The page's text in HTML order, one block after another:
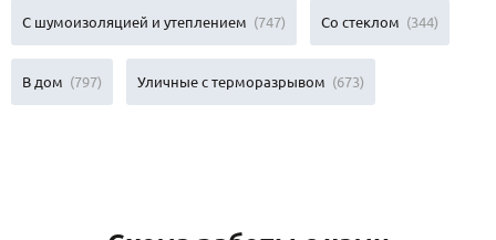
С шумоизоляцией и утеплением (747) Со стеклом (344)
В дом (797) Уличные с терморазрывом (673)